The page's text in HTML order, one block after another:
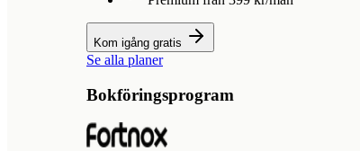
Kom igång gratis
Se alla planer
Bokföringsprogram